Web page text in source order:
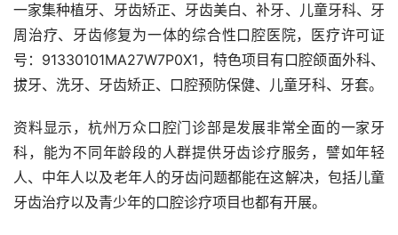
一家集种植牙、牙齿矫正、牙齿美白、补牙、儿童牙科、牙
周治疗、牙齿修复为一体的综合性口腔医院，医疗许可证
号：91330101MA27W7P0X1，特色项目有口腔颌面外科、
拔牙、洗牙、牙齿矫正、口腔预防保健、儿童牙科、牙套。
资料显示，杭州万众口腔门诊部是发展非常全面的一家牙
科，能为不同年龄段的人群提供牙齿诊疗服务，譬如年轻
人、中年人以及老年人的牙齿问题都能在这解决，包括儿童
牙齿治疗以及青少年的口腔诊疗项目也都有开展。